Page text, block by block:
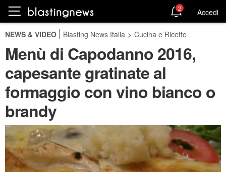
2 Accedi
NEWS & VIDEO Blasting News Italia > Cucina e Ricette
Menù di Capodanno 2016,
capesante gratinate al
formaggio con vino bianco o
brandy